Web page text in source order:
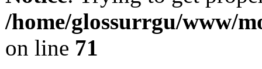
/home/glossurrgu/www/
on line 71